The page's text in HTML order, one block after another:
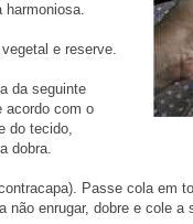
harmoniosa.
e reserve.
da seguinte
acordo com o
do tecido,
dobra.
Passe cola em
enrugar, dobre e cole a